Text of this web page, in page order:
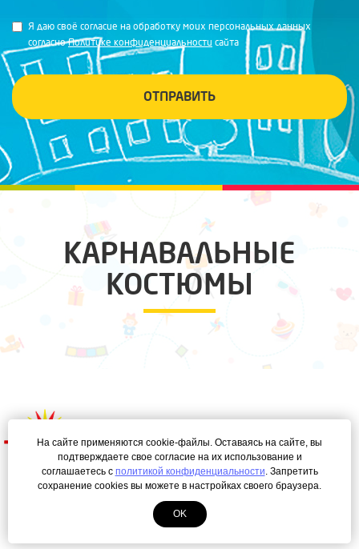
Я даю своё согласие на обработку моих персональных данных
согласноПолитике конфиденциальности сайта
ОТПРАВИТЬ
КАРНАВАЛЬНЫЕ
КОСТЮМЫ
На сайте применяются cookie-файлы. Оставаясь на сайте, вы
подтверждаете свое согласие на их использование и
соглашаетесь с политикой конфиденциальности. Запретить
сохранение cookies вы можете в настройках своего браузера.
OK